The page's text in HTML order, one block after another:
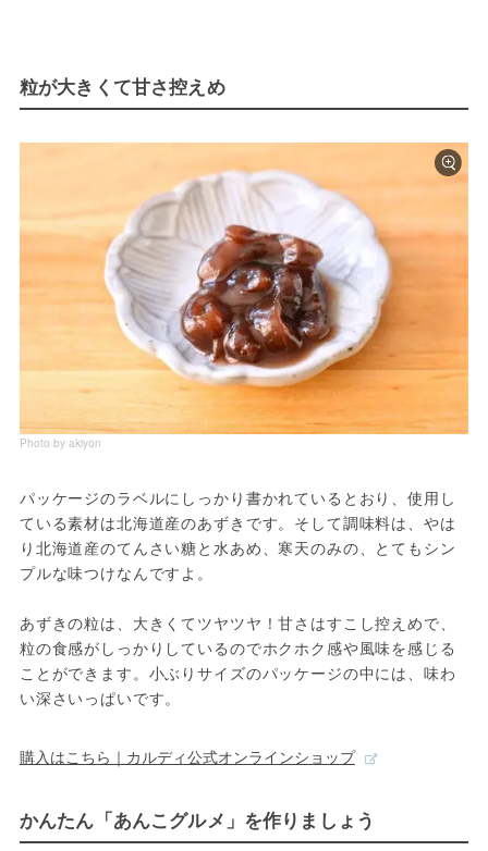
粒が大きくて甘さ控えめ
Photo by akiyon
パッケージのラベルにしっかり書かれているとおり、使用し
ている素材は北海道産のあずきです。そして調味料は、やは
り北海道産のてんさい糖と水あめ、寒天のみの、とてもシン
プルな味つけなんですよ。
あずきの粒は、大きくてツヤツヤ！甘さはすこし控えめで、
粒の食感がしっかりしているのでホクホク感や風味を感じる
ことができます。小ぶりサイズのパッケージの中には、味わ
い深さいっぱいです。
購入はこちら｜カルディ公式オンラインショップ
かんたん「あんこグルメ」を作りましょう